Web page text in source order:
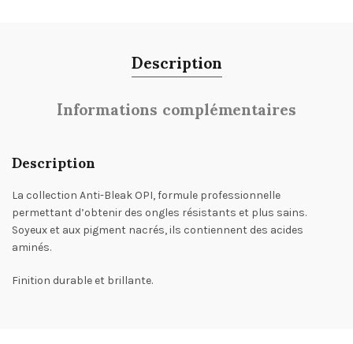
Description
Informations complémentaires
Description
La collection Anti-Bleak OPI, formule professionnelle
permettant d’obtenir des ongles résistants et plus sains.
Soyeux et aux pigment nacrés, ils contiennent des acides
aminés.
Finition durable et brillante.